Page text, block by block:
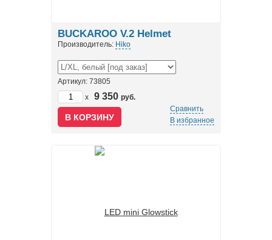
BUCKAROO V.2 Helmet
Производитель: Hiko
Артикул: 73805
x
9 350 руб.
Сравнить
В избранное